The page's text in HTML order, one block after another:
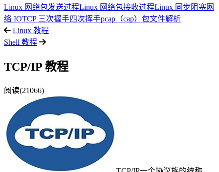
Linux 网络包发送过程Linux 网络包接收过程Linux 同步阻塞网
络 IOTCP 三次握手四次挥手pcap（cap）包文件解析
Linux 教程
Shell 教程
TCP/IP 教程
阅读(21066)